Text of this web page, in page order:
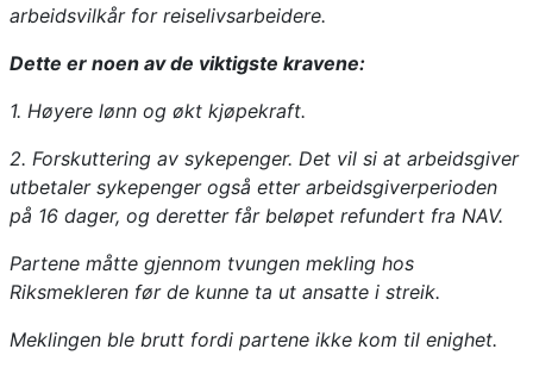
arbeidsvilkår for reiselivsarbeidere.
Dette er noen av de viktigste kravene:
1. Høyere lønn og økt kjøpekraft.
2. Forskuttering av sykepenger. Det vil si at arbeidsgiver
utbetaler sykepenger også etter arbeidsgiverperioden
på 16 dager, og deretter får beløpet refundert fra NAV.
Partene måtte gjennom tvungen mekling hos
Riksmekleren før de kunne ta ut ansatte i streik.
Meklingen ble brutt fordi partene ikke kom til enighet.